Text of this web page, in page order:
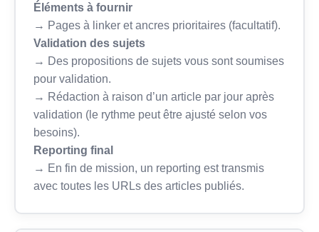
Éléments à fournir
→ Pages à linker et ancres prioritaires (facultatif).
Validation des sujets
→ Des propositions de sujets vous sont soumises
pour validation.
→ Rédaction à raison d’un article par jour après
validation (le rythme peut être ajusté selon vos
besoins).
Reporting final
→ En fin de mission, un reporting est transmis
avec toutes les URLs des articles publiés.